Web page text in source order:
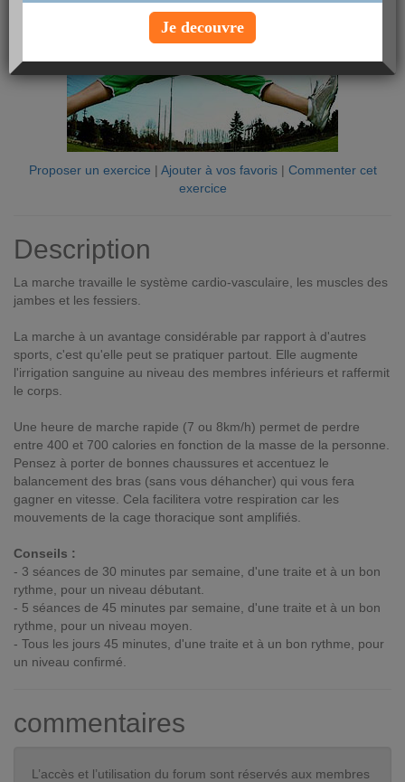
Proposer un exercice | Ajouter à vos favoris| Commenter cet
exercice
Description
La marche travaille le système cardio-vasculaire, les muscles des
jambes et les fessiers.
La marche à un avantage considérable par rapport à d'autres
sports, c'est qu'elle peut se pratiquer partout. Elle augmente
l'irrigation sanguine au niveau des membres inférieurs et raffermit
le corps.
Une heure de marche rapide (7 ou 8km/h) permet de perdre
entre 400 et 700 calories en fonction de la masse de la personne.
Pensez à porter de bonnes chaussures et accentuez le
balancement des bras (sans vous déhancher) qui vous fera
gagner en vitesse. Cela facilitera votre respiration car les
mouvements de la cage thoracique sont amplifiés.
Conseils :
- 3 séances de 30 minutes par semaine, d'une traite et à un bon
rythme, pour un niveau débutant.
- 5 séances de 45 minutes par semaine, d'une traite et à un bon
rythme, pour un niveau moyen.
- Tous les jours 45 minutes, d'une traite et à un bon rythme, pour
un niveau confirmé.
commentaires
L’accès et l’utilisation du forum sont réservés aux membres
Je decouvre